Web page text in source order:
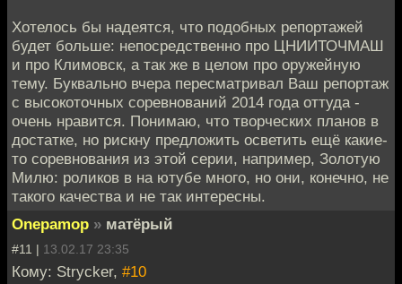
Хотелось бы надеятся, что подобных репортажей
будет больше: непосредственно про ЦНИИТОЧМАШ
и про Климовск, а так же в целом про оружейную
тему. Буквально вчера пересматривал Ваш репортаж
с высокоточных соревнований 2014 года оттуда -
очень нравится. Понимаю, что творческих планов в
достатке, но рискну предложить осветить ещё какие-
то соревнования из этой серии, например, Золотую
Милю: роликов в на ютубе много, но они, конечно, не
такого качества и не так интересны.
Onepamop » матёрый
#11 | 13.02.17 23:35
Кому: Strycker, #10